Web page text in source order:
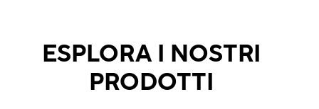
ESPLORA I NOSTRI
PRODOTTI